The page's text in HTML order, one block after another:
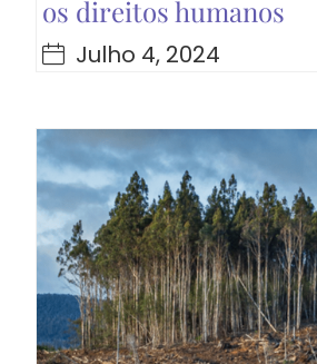
os direitos humanos
Julho 4, 2024